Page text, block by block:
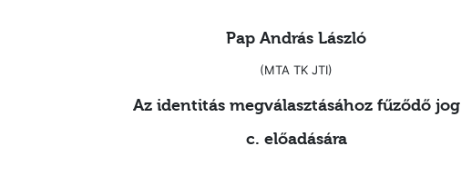
Pap András László
(MTA TK JTI)
Az identitás megválasztásához fűződő jog
c. előadására